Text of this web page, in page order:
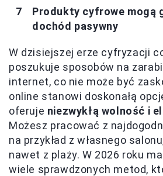
Produkty cyfrowe mogą
dochód pasywny
W dzisiejszej erze cyfryzacji
poszukuje sposobów na
internet, co nie może być
online stanowi doskonałą
oferuje niezwykłą wolność i
Możesz pracować z
na przykład z własnego
nawet z plaży. W 2026 roku
wiele sprawdzonych metod,